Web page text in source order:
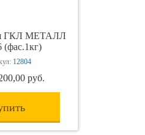
ГКЛ МЕТАЛЛ
(фас.1кг)
12804
руб.